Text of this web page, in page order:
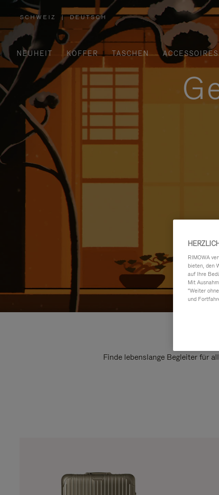
SCHWEIZ
,
WÄHLEN
IHRE
REGION
AUS
| DEUTSCH
NEUHEIT KOFFER TASCHEN ACCESSOIRES
Finde lebenslange Begleiter für
RIMOWA
bieten, den
auf Ihre
Mit
"Weiter
und